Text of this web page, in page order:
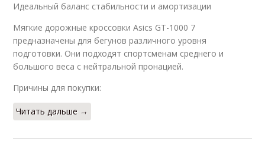
Идеальный баланс стабильности и амортизации
Мягкие дорожные кроссовки Asics GT-1000 7
предназначены для бегунов различного уровня
подготовки. Они подходят спортсменам среднего и
большого веса с нейтральной пронацией.
Причины для покупки:
Читать дальше →